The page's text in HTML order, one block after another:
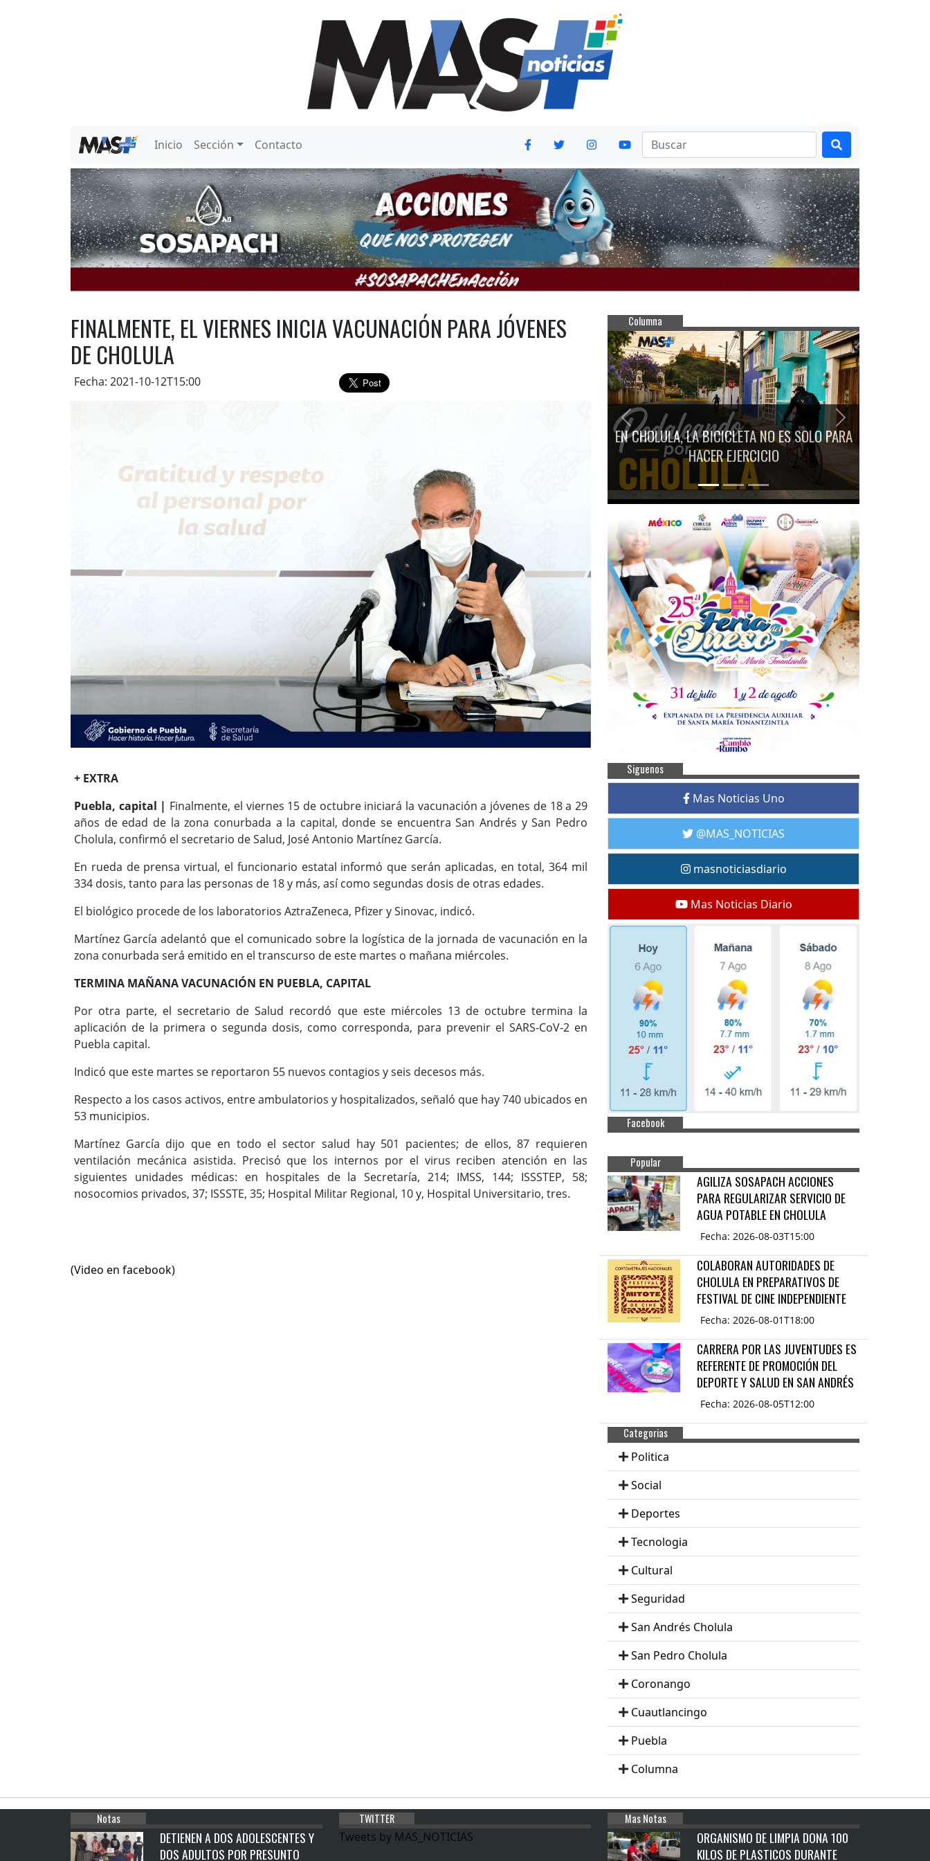
Inicio Sección Contacto
FINALMENTE, EL VIERNES INICIA VACUNACIÓN PARA JÓVENES
DE CHOLULA
Fecha: 2021-10-12T15:00
+ EXTRA
Puebla, capital | Finalmente, el viernes 15 de octubre iniciará la vacunación a jóvenes de 18 a 29
años de edad de la zona conurbada a la capital, donde se encuentra San Andrés y San Pedro
Cholula, confirmó el secretario de Salud, José Antonio Martínez García.
En rueda de prensa virtual, el funcionario estatal informó que serán aplicadas, en total, 364 mil
334 dosis, tanto para las personas de 18 y más, así como segundas dosis de otras edades.
El biológico procede de los laboratorios AztraZeneca, Pfizer y Sinovac, indicó.
Martínez García adelantó que el comunicado sobre la logística de la jornada de vacunación en la
zona conurbada será emitido en el transcurso de este martes o mañana miércoles.
TERMINA MAÑANA VACUNACIÓN EN PUEBLA, CAPITAL
Por otra parte, el secretario de Salud recordó que este miércoles 13 de octubre termina la
aplicación de la primera o segunda dosis, como corresponda, para prevenir el SARS-CoV-2 en
Puebla capital.
Indicó que este martes se reportaron 55 nuevos contagios y seis decesos más.
Respecto a los casos activos, entre ambulatorios y hospitalizados, señaló que hay 740 ubicados en
53 municipios.
Martínez García dijo que en todo el sector salud hay 501 pacientes; de ellos, 87 requieren
ventilación mecánica asistida. Precisó que los internos por el virus reciben atención en las
siguientes unidades médicas: en hospitales de la Secretaría, 214; IMSS, 144; ISSSTEP, 58;
nosocomios privados, 37; ISSSTE, 35; Hospital Militar Regional, 10 y, Hospital Universitario, tres.
(Video en facebook)
Columna
EN CHOLULA, LA BICICLETA NO ES SOLO PARA
HACER EJERCICIO
Previous Next
Siguenos
Mas Noticias Uno
@MAS_NOTICIAS
masnoticiasdiario
Mas Noticias Diario
Facebook
Popular
AGILIZA SOSAPACH ACCIONES
PARA REGULARIZAR SERVICIO DE
AGUA POTABLE EN CHOLULA
Fecha: 2026-08-03T15:00
COLABORAN AUTORIDADES DE
CHOLULA EN PREPARATIVOS DE
FESTIVAL DE CINE INDEPENDIENTE
Fecha: 2026-08-01T18:00
CARRERA POR LAS JUVENTUDES ES
REFERENTE DE PROMOCIÓN DEL
DEPORTE Y SALUD EN SAN ANDRÉS
Fecha: 2026-08-05T12:00
Categorias
Politica
Social
Deportes
Tecnologia
Cultural
Seguridad
San Andrés Cholula
San Pedro Cholula
Coronango
Cuautlancingo
Puebla
Columna
Notas
DETIENEN A DOS ADOLESCENTES Y
DOS ADULTOS POR PRESUNTO
TWITTER
Tweets by MAS_NOTICIAS
Mas Notas
ORGANISMO DE LIMPIA DONA 100
KILOS DE PLASTICOS DURANTE